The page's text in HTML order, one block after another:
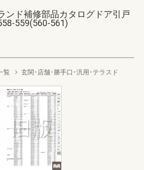
ンド補修部品カタログドア引戸
559(560-561)
覧
玄関･店舗･勝手口･汎用･テラスド